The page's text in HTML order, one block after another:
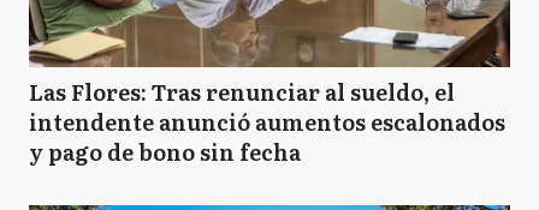
Las Flores: Tras renunciar al sueldo, el
intendente anunció aumentos escalonados
y pago de bono sin fecha